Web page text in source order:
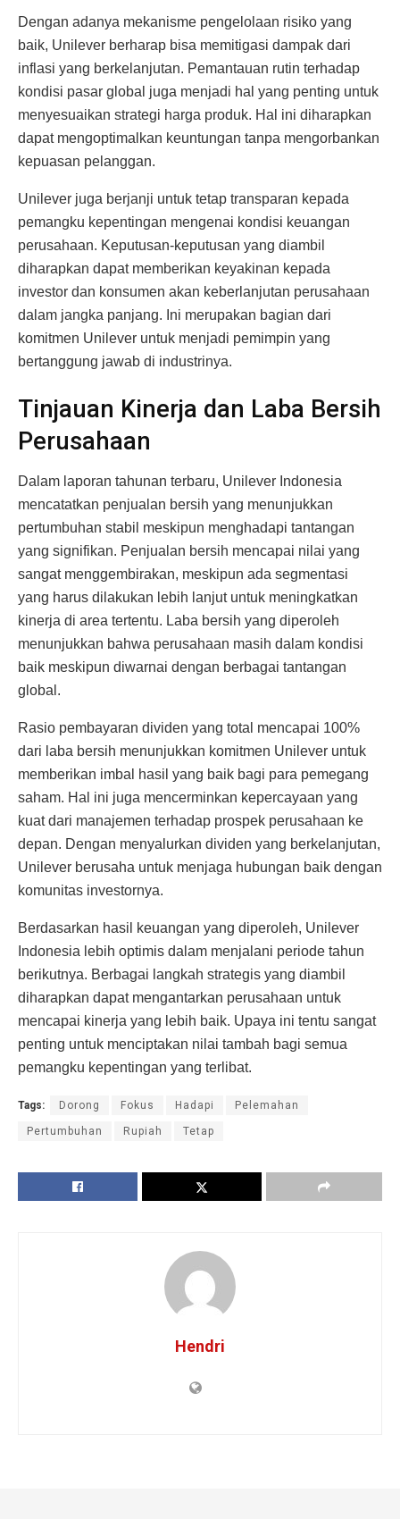
Dengan adanya mekanisme pengelolaan risiko yang
baik, Unilever berharap bisa memitigasi dampak dari
inflasi yang berkelanjutan. Pemantauan rutin terhadap
kondisi pasar global juga menjadi hal yang penting untuk
menyesuaikan strategi harga produk. Hal ini diharapkan
dapat mengoptimalkan keuntungan tanpa mengorbankan
kepuasan pelanggan.
Unilever juga berjanji untuk tetap transparan kepada
pemangku kepentingan mengenai kondisi keuangan
perusahaan. Keputusan-keputusan yang diambil
diharapkan dapat memberikan keyakinan kepada
investor dan konsumen akan keberlanjutan perusahaan
dalam jangka panjang. Ini merupakan bagian dari
komitmen Unilever untuk menjadi pemimpin yang
bertanggung jawab di industrinya.
Tinjauan Kinerja dan Laba Bersih
Perusahaan
Dalam laporan tahunan terbaru, Unilever Indonesia
mencatatkan penjualan bersih yang menunjukkan
pertumbuhan stabil meskipun menghadapi tantangan
yang signifikan. Penjualan bersih mencapai nilai yang
sangat menggembirakan, meskipun ada segmentasi
yang harus dilakukan lebih lanjut untuk meningkatkan
kinerja di area tertentu. Laba bersih yang diperoleh
menunjukkan bahwa perusahaan masih dalam kondisi
baik meskipun diwarnai dengan berbagai tantangan
global.
Rasio pembayaran dividen yang total mencapai 100%
dari laba bersih menunjukkan komitmen Unilever untuk
memberikan imbal hasil yang baik bagi para pemegang
saham. Hal ini juga mencerminkan kepercayaan yang
kuat dari manajemen terhadap prospek perusahaan ke
depan. Dengan menyalurkan dividen yang berkelanjutan,
Unilever berusaha untuk menjaga hubungan baik dengan
komunitas investornya.
Berdasarkan hasil keuangan yang diperoleh, Unilever
Indonesia lebih optimis dalam menjalani periode tahun
berikutnya. Berbagai langkah strategis yang diambil
diharapkan dapat mengantarkan perusahaan untuk
mencapai kinerja yang lebih baik. Upaya ini tentu sangat
penting untuk menciptakan nilai tambah bagi semua
pemangku kepentingan yang terlibat.
Tags: Dorong Fokus Hadapi Pelemahan
Pertumbuhan Rupiah Tetap
Hendri